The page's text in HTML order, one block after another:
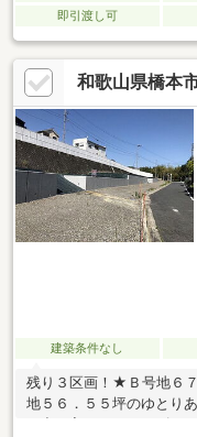
即引渡し可
和歌山県橋本
建築条件なし
残り３区画！★Ｂ号地６
地５６．５５坪のゆとり